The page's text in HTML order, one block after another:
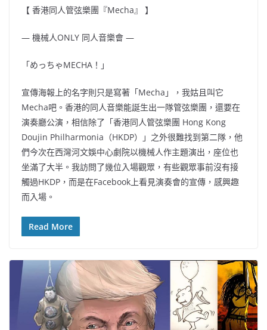
【 香港同人管弦樂團『Mecha』 】
— 機械人ONLY 同人音樂會 —
「めっちゃMECHA！」
宣傳海報上的名字則只是寫著「Mecha」，我姑且叫它
Mecha吧。香港的同人音樂能誕生出一隊管弦樂團，還要在
演奏廳公演，相信除了「香港同人管弦樂團 Hong Kong
Doujin Philharmonia（HKDP）」之外很難找到第二隊，他
們今次在西灣河文娛中心劇院以機械人作主題演出，座位也
坐滿了大半。我訪問了幾位入場觀眾，有些觀眾事前沒有接
觸過HKDP，而是在Facebook上看見演奏會的宣傳，感興趣
而入場。
Read More